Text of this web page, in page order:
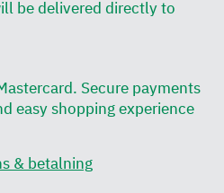
be delivered directly to
Secure payments
easy shopping experience
& betalning